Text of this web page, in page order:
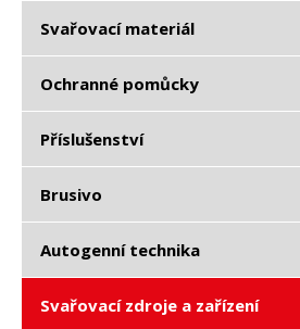
Svařovací materiál
Ochranné pomůcky
Příslušenství
Brusivo
Autogenní technika
Svařovací zdroje a zařízení